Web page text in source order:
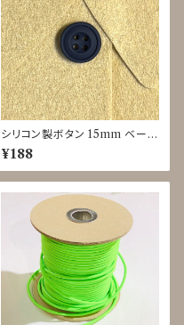
シリコン製ボタン 15mm ベージ
ュ/カーキ/ネイビー/ブラック JI
R-0049
¥188